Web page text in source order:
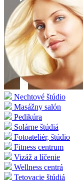
Nechtové štúdio
Masážny salón
Pedikúra
Solárne štúdiá
Fotoateliér, štúdio
Fitness centrum
Vizáž a líčenie
Wellness centrá
Tetovacie štúdiá